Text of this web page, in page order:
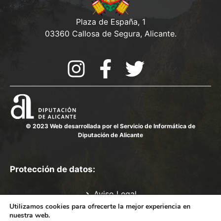
Plaza de España, 1
03360 Callosa de Segura, Alicante.
© 2023 Web desarrollada por el Servicio de Informática de
Diputación de Alicante
Protección de datos:
Aviso Legal
Política de Privacidad
Utilizamos cookies para ofrecerte la mejor experiencia en
nuestra web.